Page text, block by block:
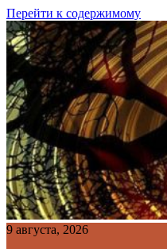
Перейти к содержимому
9 августа, 2026